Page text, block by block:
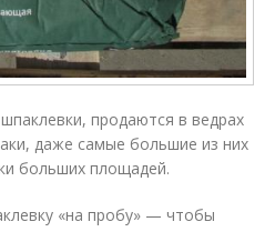
продаются в ведрах
даже самые большие из них
больших площадей.
«на пробу» — чтобы